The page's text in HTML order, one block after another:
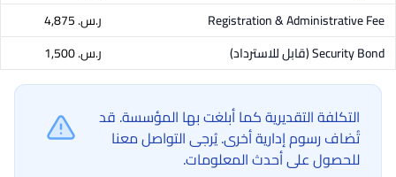
Registration & Administrative Fee
ر.س.‏ 4,875
Security Bond(قابل للاسترداد) ر.س.‏ 1,500
التكلفة التقديرية كما أبلغت بها المؤسسة. قد
تُضاف رسوم إدارية أخرى. يُرجى التواصل معنا
للحصول على أحدث المعلومات.